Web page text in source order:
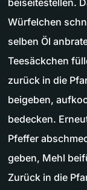
beiseitestellen.
Würfelchen
selben Öl
Teesäckchen
zurück in die
beigeben,
bedecken.
Pfeffer
geben, Mehl
Zurück in die